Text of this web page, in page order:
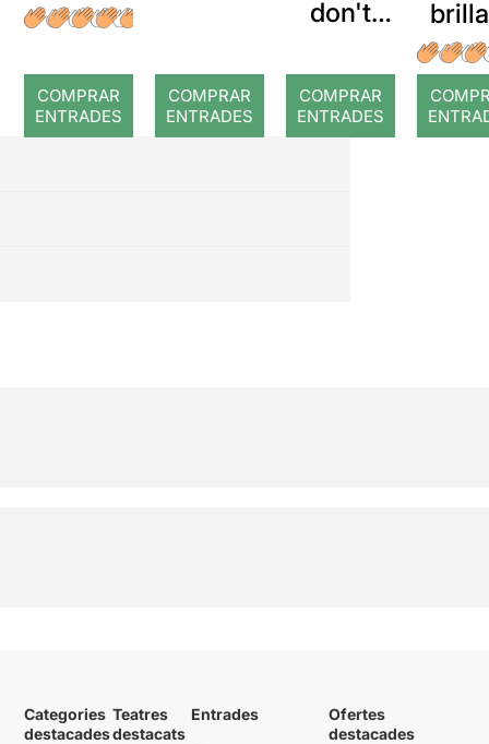
COMPRAR
ENTRADES
COMPRAR
ENTRADES
don't
arab
COMPRAR
ENTRADES
ció
Categories
destacades
Teatres
destacats
Entrades
Ofertes
destacades